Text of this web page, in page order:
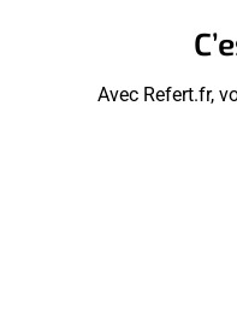
Avec Refert.fr,